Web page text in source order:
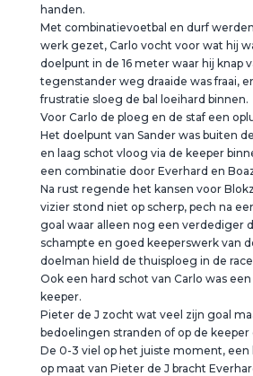
handen.
Met combinatievoetbal en durf
werk gezet, Carlo vocht voor wat hij
doelpunt in de 16 meter waar hij knap
tegenstander weg draaide was fraai,
frustratie sloeg de bal loeihard binnen.
Voor Carlo de ploeg en de staf een
Het doelpunt van Sander was buiten
en laag schot vloog via de keeper
een combinatie door Everhard en
Na rust regende het kansen voor
vizier stond niet op scherp, pech na
goal waar alleen nog een verdediger
schampte en goed keeperswerk van
doelman hield de thuisploeg in de
Ook een hard schot van Carlo was
keeper.
Pieter de J zocht wat veel zijn goal
bedoelingen stranden of op de keeper
De 0-3 viel op het juiste moment, een
op maat van Pieter de J bracht